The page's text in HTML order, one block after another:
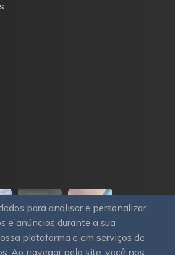
para analisar e personalizar
e anúncios durante a sua
plataforma e em serviços de
Ao navegar pelo site, você nos